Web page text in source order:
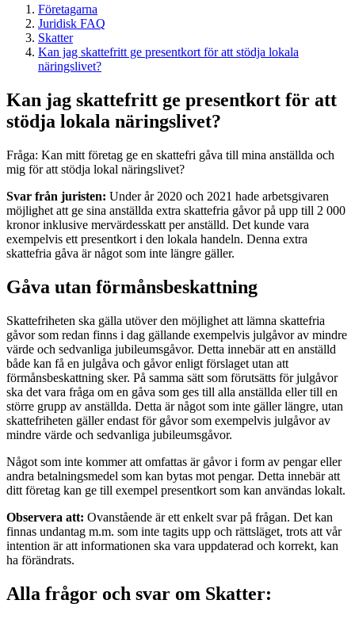
Företagarna
Juridisk FAQ
Skatter
Kan jag skattefritt ge presentkort för att stödja lokala
näringslivet?
Kan jag skattefritt ge presentkort för att
stödja lokala näringslivet?
Fråga: Kan mitt företag ge en skattefri gåva till mina anställda och
mig för att stödja lokal näringslivet?
Svar från juristen: Under år 2020 och 2021 hade arbetsgivaren
möjlighet att ge sina anställda extra skattefria gåvor på upp till 2 000
kronor inklusive mervärdesskatt per anställd. Det kunde vara
exempelvis ett presentkort i den lokala handeln. Denna extra
skattefria gåva är något som inte längre gäller.
Gåva utan förmånsbeskattning
Skattefriheten ska gälla utöver den möjlighet att lämna skattefria
gåvor som redan finns i dag gällande exempelvis julgåvor av mindre
värde och sedvanliga jubileumsgåvor. Detta innebär att en anställd
både kan få en julgåva och gåvor enligt förslaget utan att
förmånsbeskattning sker. På samma sätt som förutsätts för julgåvor
ska det vara fråga om en gåva som ges till alla anställda eller till en
större grupp av anställda. Detta är något som inte gäller längre, utan
skattefriheten gäller endast för gåvor som exempelvis julgåvor av
mindre värde och sedvanliga jubileumsgåvor.
Något som inte kommer att omfattas är gåvor i form av pengar eller
andra betalningsmedel som kan bytas mot pengar. Detta innebär att
ditt företag kan ge till exempel presentkort som kan användas lokalt.
Observera att: Ovanstående är ett enkelt svar på frågan. Det kan
finnas undantag m.m. som inte tagits upp och rättsläget, trots att vår
intention är att informationen ska vara uppdaterad och korrekt, kan
ha förändrats.
Alla frågor och svar om Skatter: